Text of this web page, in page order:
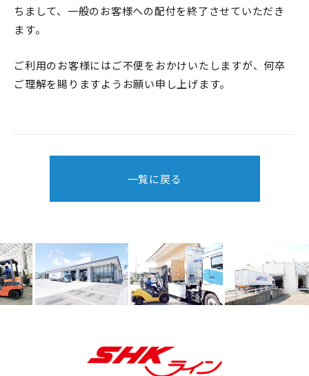
ちまして、一般のお客様への配付を終了させていただき
ます。
ご利用のお客様にはご不便をおかけいたしますが、何卒
ご理解を賜りますようお願い申し上げます。
一覧に戻る